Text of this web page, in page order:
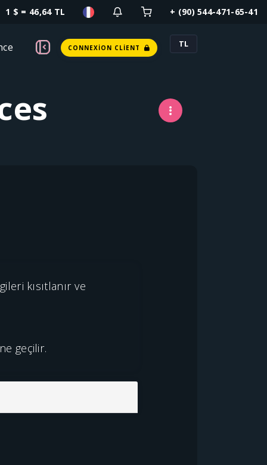
1 $ = 46,64 TL + (90) 544-471-65-41
CONNEXION CLIENT TL
kısıtlanır ve
geçilir.